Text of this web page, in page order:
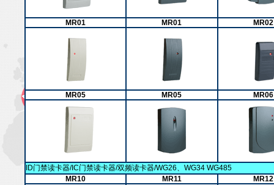
MR01 MR01 MR02
MR05 MR05 MR06
ID门禁读卡器/IC门禁读卡器/双频读卡器/WG26、WG34 WG485
MR10
MR11 MR12